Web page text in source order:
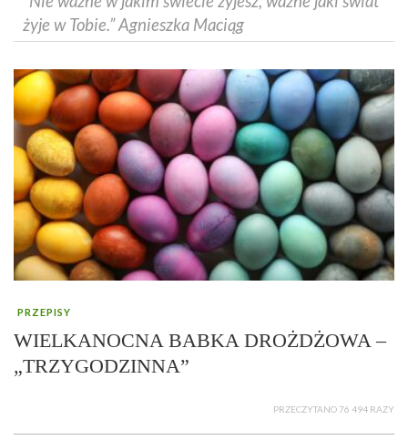
żyje w Tobie.” Agnieszka Maciąg
PRZEPISY
WIELKANOCNA BABKA DROŻDŻOWA –
„TRZYGODZINNA”
PRZECZYTANO 76 494 RAZY